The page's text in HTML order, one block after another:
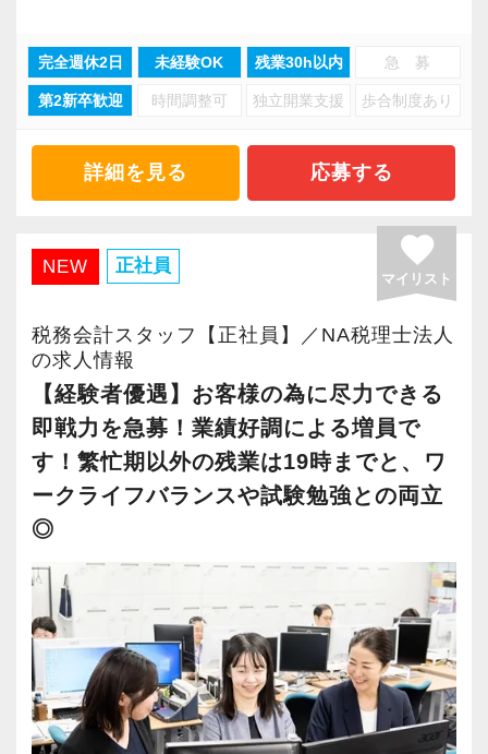
限にする心がけた未来創造支援をしています。
もちろん、社員の方の手間も最小限、利益（経
・チャット、ZOOMの積極活用により、手間や
移動時間の削減
・独自の資料収集ファイルと記帳代行会社（グ
ループ会社）を活用した入力作業の削減
・数字を基にした、シュミレーションによる将
来利益の見える化
・コーチングを活用したコミュケーションによ
る気づきの最大化
を心がけています。
習熟度に応じて携わる仕事の範囲を広げていく
ため、新しくご入社いただく方も、お客様から
の刺激を受けながら自らの成長を感じていただ
けることと思います。
【特徴３/オーダーメイドの指導で成長を後押
の方に協力いただいています。
シーキューブトーキョーでは記帳代行業務を実
施しており、EMP税理士法人では試算表のチェ
ックや税務書類の作成、お客様対応などをして
います。
2024年7月に旧齊木税理士事務所より、EMP税
理士法人東京支店へ組織変更しました。
東京支店では、税理士業務の強化を図るため
に、『10万人の成功のお手伝いをすること』
に、一緒に取り組んでくれる方を募集していま
す。
お人柄重視で採用を行っておりますので、穏や
かで誠実なメンバーが揃い、風通しの良い環境
です。
・今お持ちの能力をもう一段階スキルアップし
たい
・障碍者支援を通じて社会に貢献したい
・仕事とプライベートを両立し長く勤めたい
上記に当てはまる方、ぜひ当法人をご検討くだ
さい！
に考え続けること。
つ組織を広げ、
毎年新しい仲間とお客様を迎え入れてきまし
拡大を続けながらも、土台は常に“丁寧な仕事”で
■ 採用で大切にしていること
経験や知識よりも重視しているのは、
・素直に学び続けられること
・努力を継続できること
・周囲と協力しながら主体的に動けること
未経験でも問題ありません。
ただし、「教えてもらう」だけではなく、
自ら吸収しようとする姿勢は欠かせません。
腰を据えて専門性を身につけたい方を歓迎しま
す。
完全週休2日 未経験OK 残業30h以内 急 募
第2新卒歓迎 時間調整可 独立開業支援 歩合制度あり
詳細を見る 応募する
NEW 正社員 favorite
マイリスト
税務会計スタッフ【正社員】／NA税理士法人
の求人情報
【経験者優遇】お客様の為に尽力できる
即戦力を急募！業績好調による増員で
す！繁忙期以外の残業は19時までと、ワ
ークライフバランスや試験勉強との両立
◎